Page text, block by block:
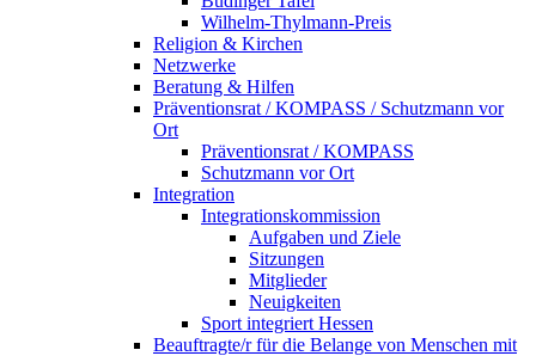
Wilhelm-Thylmann-Preis
Religion & Kirchen
Netzwerke
Beratung & Hilfen
Präventionsrat / KOMPASS / Schutzmann vor
Ort
Präventionsrat / KOMPASS
Schutzmann vor Ort
Integration
Integrationskommission
Aufgaben und Ziele
Sitzungen
Mitglieder
Neuigkeiten
Sport integriert Hessen
Beauftragte/r für die Belange von Menschen mit